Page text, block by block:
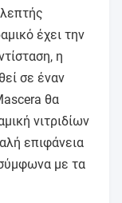
έχει την
η
σε έναν
θα
νιτριδίων
επιφάνεια
με τα